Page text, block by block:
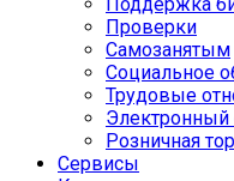
Проверки
Самозанятым
Социальное
Трудовые
Электронный
Розничная
Сервисы